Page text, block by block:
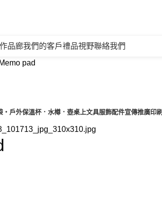
作品廊我們的客戶禮品視野聯絡我們
pad
‧戶外保溫杯．水樽．壺桌上文具服飾配件宣傳推廣印刷